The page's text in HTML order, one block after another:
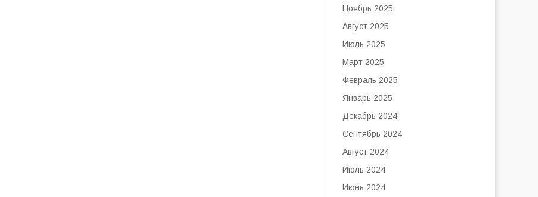
Ноябрь 2025
Август 2025
Июль 2025
Март 2025
Февраль 2025
Январь 2025
Декабрь 2024
Сентябрь 2024
Август 2024
Июль 2024
Июнь 2024